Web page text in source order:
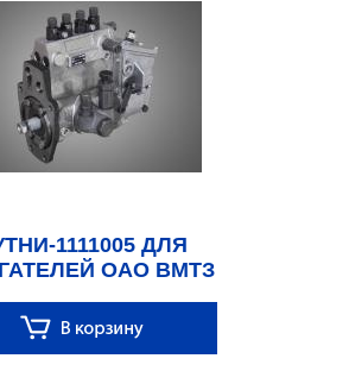
1111005 ДЛЯ
ОАО ВМТЗ